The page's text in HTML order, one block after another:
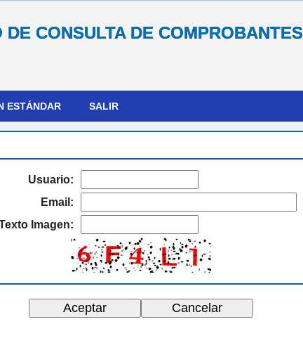
DE CONSULTA DE COMPROBANTES
ESTÁNDAR SALIR
Usuario:
Email:
Imagen: